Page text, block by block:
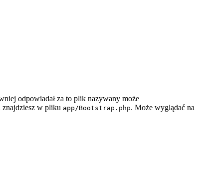
odpowiadał za to plik nazywany może
znajdziesz w pliku app/Bootstrap.php. Może wyglądać na